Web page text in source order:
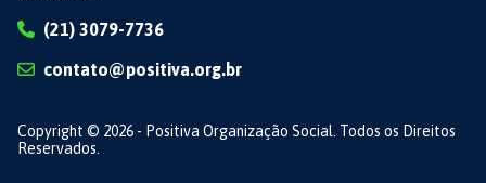
(21) 3079-7736
contato@positiva.org.br
Copyright © 2026 - Positiva Organização Social. Todos os Direitos
Reservados.